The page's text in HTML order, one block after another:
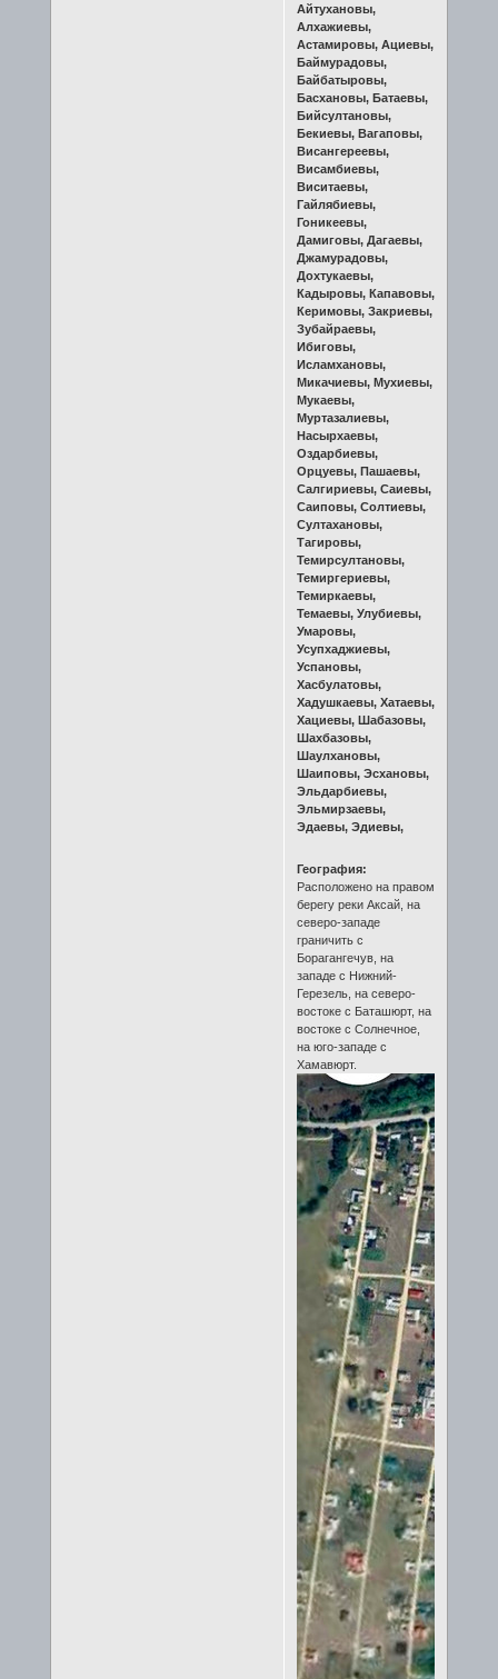
Айтухановы,
Алхажиевы,
Астамировы, Ациевы,
Баймурадовы,
Байбатыровы,
Басхановы, Батаевы,
Бийсултановы,
Бекиевы, Вагаповы,
Висангереевы,
Висамбиевы,
Виситаевы,
Гайлябиевы,
Гоникеевы,
Дамиговы, Дагаевы,
Джамурадовы,
Дохтукаевы,
Кадыровы, Капавовы,
Керимовы, Закриевы,
Зубайраевы,
Ибиговы,
Исламхановы,
Микачиевы, Мухиевы,
Мукаевы,
Муртазалиевы,
Насырхаевы,
Оздарбиевы,
Орцуевы, Пашаевы,
Салгириевы, Саиевы,
Саиповы, Солтиевы,
Султахановы,
Тагировы,
Темирсултановы,
Темиргериевы,
Темиркаевы,
Темаевы, Улубиевы,
Умаровы,
Усупхаджиевы,
Успановы,
Хасбулатовы,
Хадушкаевы, Хатаевы,
Хациевы, Шабазовы,
Шахбазовы,
Шаулхановы,
Шаиповы, Эсхановы,
Эльдарбиевы,
Эльмирзаевы,
Эдаевы, Эдиевы,
География:
Расположено на правом
берегу реки Аксай, на
северо-западе
граничить с
Борагангечув, на
западе с Нижний-
Герезель, на северо-
востоке с Баташюрт, на
востоке с Солнечное,
на юго-западе с
Хамавюрт.